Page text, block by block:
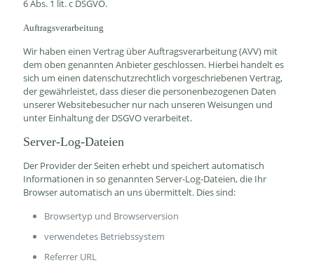
6 Abs. 1 lit. c DSGVO.
Auftragsverarbeitung
Wir haben einen Vertrag über Auftragsverarbeitung (AVV) mit
dem oben genannten Anbieter geschlossen. Hierbei handelt es
sich um einen datenschutzrechtlich vorgeschriebenen Vertrag,
der gewährleistet, dass dieser die personenbezogenen Daten
unserer Websitebesucher nur nach unseren Weisungen und
unter Einhaltung der DSGVO verarbeitet.
Server-Log-Dateien
Der Provider der Seiten erhebt und speichert automatisch
Informationen in so genannten Server-Log-Dateien, die Ihr
Browser automatisch an uns übermittelt. Dies sind:
Browsertyp und Browserversion
verwendetes Betriebssystem
Referrer URL